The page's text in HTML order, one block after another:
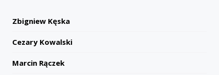
Zbigniew Kęska
Cezary Kowalski
Marcin Rączek